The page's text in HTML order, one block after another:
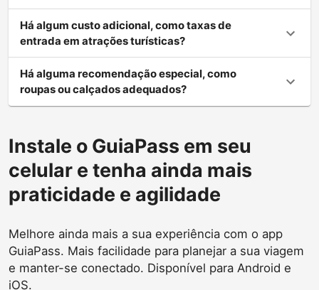
Há algum custo adicional, como taxas de
entrada em atrações turísticas?
Há alguma recomendação especial, como
roupas ou calçados adequados?
Instale o GuiaPass em seu
celular e tenha ainda mais
praticidade e agilidade
Melhore ainda mais a sua experiência com o app
GuiaPass. Mais facilidade para planejar a sua viagem
e manter-se conectado. Disponível para Android e
iOS.